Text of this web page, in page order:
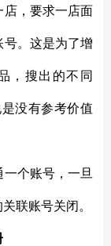
店，要求一店面
。这是为了增
，搜出的不同
没有参考价值
个账号，一旦
联账号关闭。